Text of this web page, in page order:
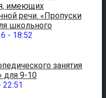
имеющих
речи. «Пропуски
школьного
- 18:52
занятия
для 9-10
22:51